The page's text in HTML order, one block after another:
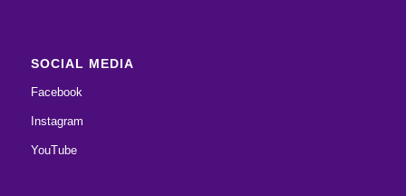
SOCIAL MEDIA
Facebook
Instagram
YouTube